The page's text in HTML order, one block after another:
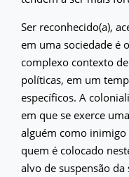
Ser reconhecido(a),
em uma sociedade é
complexo contexto
políticas, em um
específicos. A
em que se exerce
alguém como
quem é colocado
alvo de suspensão